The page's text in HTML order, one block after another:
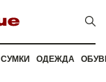
СУМКИ ОДЕЖДА